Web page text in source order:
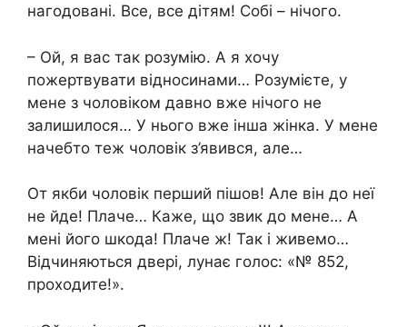
нагодовані. Все, все дітям! Собі – нічого.
– Ой, я вас так розумію. А я хочу
пожертвувати відносинами… Розумієте, у
мене з чоловіком давно вже нічого не
залишилося… У нього вже інша жінка. У мене
начебто теж чоловік з’явився, але…
От якби чоловік перший пішов! Але він до неї
не йде! Плаче… Каже, що звик до мене… А
мені його шкода! Плаче ж! Так і живемо…
Відчиняються двері, лунає голос: «№ 852,
проходите!».